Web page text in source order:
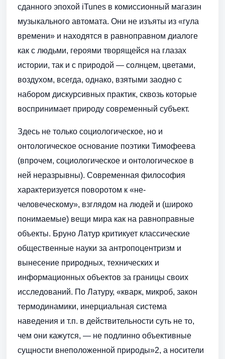
сданного эпохой iTunes в комиссионный магазин
музыкального автомата. Они не изъяты из «гула
времени» и находятся в равноправном диалоге
как с людьми, героями творящейся на глазах
истории, так и с природой — солнцем, цветами,
воздухом, всегда, однако, взятыми заодно с
набором дискурсивных практик, сквозь которые
воспринимает природу современный субъект.
Здесь не только социологическое, но и
онтологическое основание поэтики Тимофеева
(впрочем, социологическое и онтологическое в
ней неразрывны). Современная философия
характеризуется поворотом к «не-
человеческому», взглядом на людей и (широко
понимаемые) вещи мира как на равноправные
объекты. Бруно Латур критикует классические
общественные науки за антропоцентризм и
вынесение природных, технических и
информационных объектов за границы своих
исследований. По Латуру, «кварк, микроб, закон
термодинамики, инерциальная система
наведения и т.п. в действительности суть не то,
чем они кажутся, — не подлинно объективные
сущности внеположенной природы»2, а носители